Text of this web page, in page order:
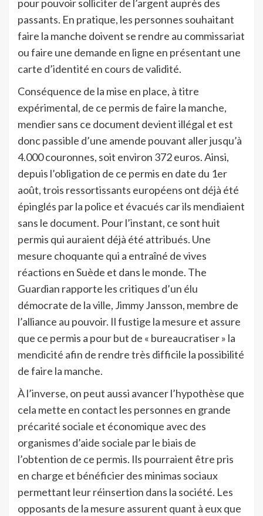
pour pouvoir solliciter de l’argent auprès des
passants. En pratique, les personnes souhaitant
faire la manche doivent se rendre au commissariat
ou faire une demande en ligne en présentant une
carte d’identité en cours de validité.
Conséquence de la mise en place, à titre
expérimental, de ce permis de faire la manche,
mendier sans ce document devient illégal et est
donc passible d’une amende pouvant aller jusqu’à
4.000 couronnes, soit environ 372 euros. Ainsi,
depuis l’obligation de ce permis en date du 1er
août, trois ressortissants européens ont déjà été
épinglés par la police et évacués car ils mendiaient
sans le document. Pour l’instant, ce sont huit
permis qui auraient déjà été attribués. Une
mesure choquante qui a entraîné de vives
réactions en Suède et dans le monde. The
Guardian rapporte les critiques d’un élu
démocrate de la ville, Jimmy Jansson, membre de
l’alliance au pouvoir. Il fustige la mesure et assure
que ce permis a pour but de « bureaucratiser » la
mendicité afin de rendre très difficile la possibilité
de faire la manche.
À l’inverse, on peut aussi avancer l’hypothèse que
cela mette en contact les personnes en grande
précarité sociale et économique avec des
organismes d’aide sociale par le biais de
l’obtention de ce permis. Ils pourraient être pris
en charge et bénéficier des minimas sociaux
permettant leur réinsertion dans la société. Les
opposants de la mesure assurent quant à eux que